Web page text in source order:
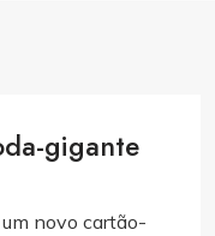
gigante
novo cartão-